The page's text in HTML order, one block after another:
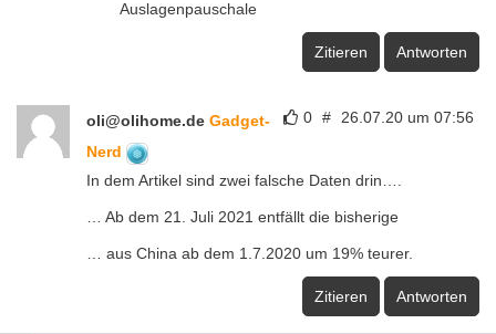
Auslagenpauschale
Zitieren Antworten
0 # 26.07.20 um 07:56
oli@olihome.de Gadget-
Nerd
In dem Artikel sind zwei falsche Daten drin….
… Ab dem 21. Juli 2021 entfällt die bisherige
… aus China ab dem 1.7.2020 um 19% teurer.
Zitieren Antworten